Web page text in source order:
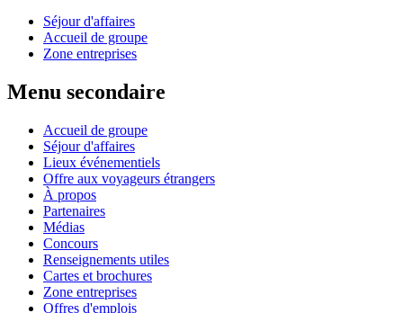
Séjour d'affaires
Accueil de groupe
Zone entreprises
Menu secondaire
Accueil de groupe
Séjour d'affaires
Lieux événementiels
Offre aux voyageurs étrangers
À propos
Partenaires
Médias
Concours
Renseignements utiles
Cartes et brochures
Zone entreprises
Offres d'emplois